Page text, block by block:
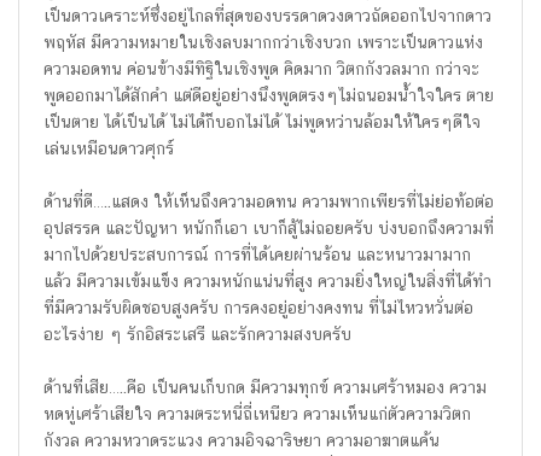
เป็นดาวเคราะห์ซึ่งอยู่ไกลที่สุดของบรรดาดวงดาวถัดออกไปจากดาว
พฤหัส มีความหมายในเชิงลบมากกว่าเชิงบวก เพราะเป็นดาวแห่ง
ความอดทน ค่อนข้างมีทิฐิในเชิงพูด คิดมาก วิตกกังวลมาก กว่าจะ
พูดออกมาได้สักคำ แต่ดีอยู่อย่างนึงพูดตรงๆไม่ถนอมน้ำใจใคร ตาย
เป็นตาย ได้เป็นได้ ไม่ได้ก็บอกไม่ได้ ไม่พูดหว่านล้อมให้ใครๆดีใจ
เล่นเหมือนดาวศุกร์
ด้านที่ดี…..แสดง ให้เห็นถึงความอดทน ความพากเพียรที่ไม่ย่อท้อต่อ
อุปสรรค และปัญหา หนักก็เอา เบาก็สู้ไม่ถอยครับ บ่งบอกถึงความที่
มากไปด้วยประสบการณ์ การที่ได้เคยผ่านร้อน และหนาวมามาก
แล้ว มีความเข้มแข็ง ความหนักแน่นที่สูง ความยิ่งใหญ่ในสิ่งที่ได้ทำ
ที่มีความรับผิดชอบสูงครับ การคงอยู่อย่างคงทน ที่ไม่ไหวหวั่นต่อ
อะไรง่าย ๆ รักอิสระเสรี และรักความสงบครับ
ด้านที่เสีย…..คือ เป็นคนเก็บกด มีความทุกข์ ความเศร้าหมอง ความ
หดหู่เศร้าเสียใจ ความตระหนี่ถี่เหนียว ความเห็นแก่ตัวความวิตก
กังวล ความหวาดระแวง ความอิจฉาริษยา ความอาฆาตแค้น